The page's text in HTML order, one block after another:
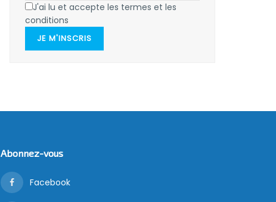
J'ai lu et accepte les termes et les
conditions
JE M'INSCRIS
Abonnez-vous
Facebook